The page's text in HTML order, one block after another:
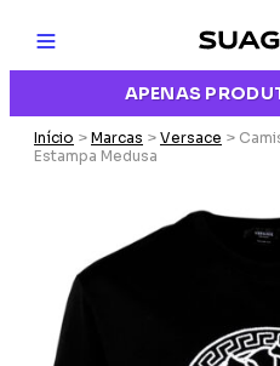
APENAS
Início > Marcas > Versace >
Estampa Medusa